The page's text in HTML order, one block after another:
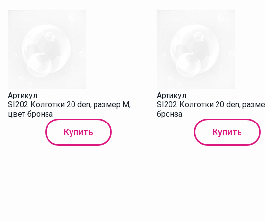
Артикул:
SI202 Колготки 20 den, размер M,
цвет бронза
Купить
Артикул:
SI202 Колготки 20 den,
бронза
Купить